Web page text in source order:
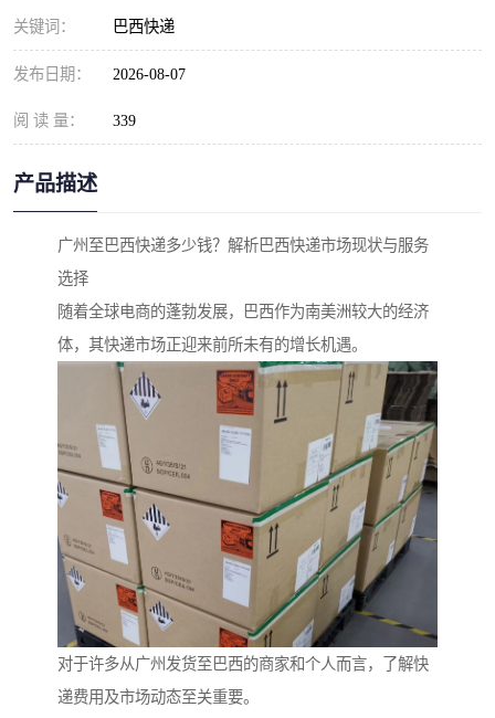
关键词： 巴西快递
发布日期： 2026-08-07
阅 读 量： 339
产品描述
广州至巴西快递多少钱？解析巴西快递市场现状与服务
选择
随着全球电商的蓬勃发展，巴西作为南美洲较大的经济
体，其快递市场正迎来前所未有的增长机遇。
对于许多从广州发货至巴西的商家和个人而言，了解快
递费用及市场动态至关重要。